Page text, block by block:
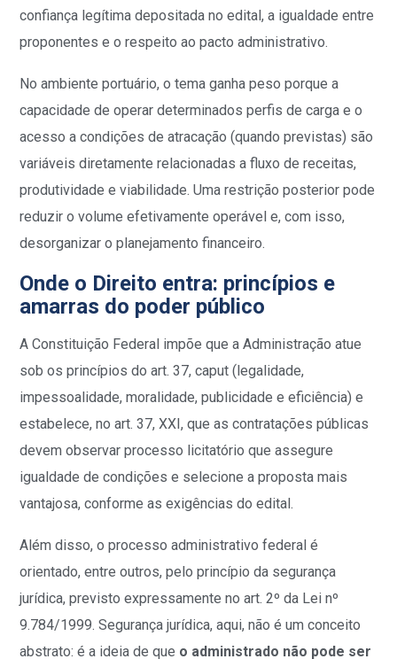
confiança legítima depositada no edital, a igualdade entre
proponentes e o respeito ao pacto administrativo.
No ambiente portuário, o tema ganha peso porque a
capacidade de operar determinados perfis de carga e o
acesso a condições de atracação (quando previstas) são
variáveis diretamente relacionadas a fluxo de receitas,
produtividade e viabilidade. Uma restrição posterior pode
reduzir o volume efetivamente operável e, com isso,
desorganizar o planejamento financeiro.
Onde o Direito entra: princípios e
amarras do poder público
A Constituição Federal impõe que a Administração atue
sob os princípios do art. 37, caput (legalidade,
impessoalidade, moralidade, publicidade e eficiência) e
estabelece, no art. 37, XXI, que as contratações públicas
devem observar processo licitatório que assegure
igualdade de condições e selecione a proposta mais
vantajosa, conforme as exigências do edital.
Além disso, o processo administrativo federal é
orientado, entre outros, pelo princípio da segurança
jurídica, previsto expressamente no art. 2º da Lei nº
9.784/1999. Segurança jurídica, aqui, não é um conceito
abstrato: é a ideia de que o administrado não pode ser